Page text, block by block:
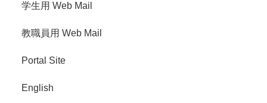
学生用 Web Mail
教職員用 Web Mail
Portal Site
English